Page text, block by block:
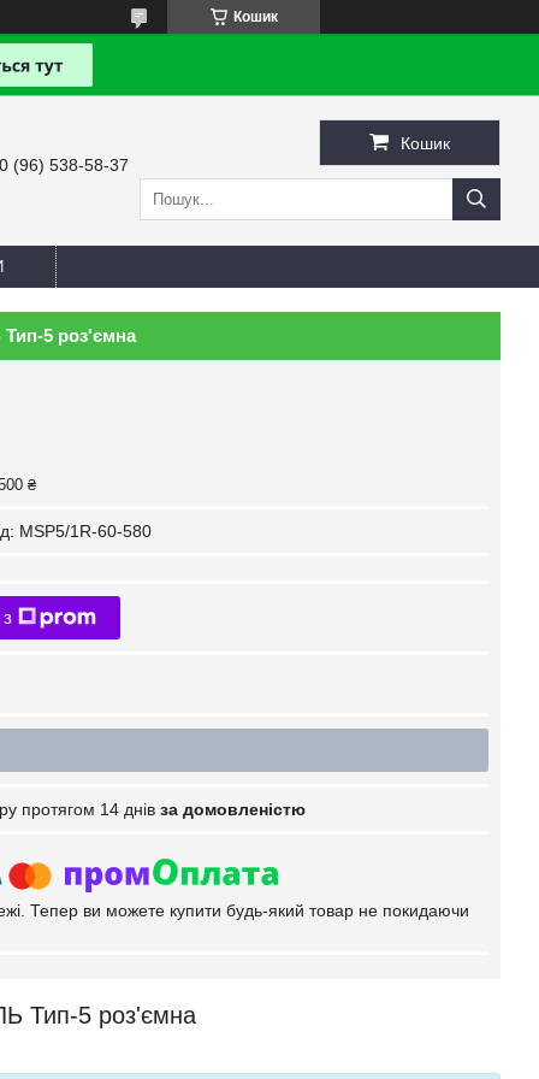
Кошик
(96) 538-58-37
Кошик
Тип-5 роз'ємна
₴
MSP5/1R-60-580
протягом 14 днів за домовленістю
Тепер ви можете купити будь-який товар не покидаючи
Тип-5 роз'ємна